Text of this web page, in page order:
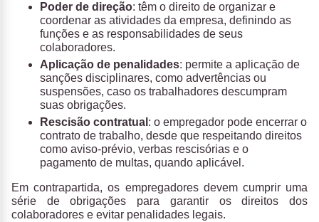
Poder de direção: têm o direito de organizar e
coordenar as atividades da empresa, definindo as
funções e as responsabilidades de seus
colaboradores.
Aplicação de penalidades: permite a aplicação de
sanções disciplinares, como advertências ou
suspensões, caso os trabalhadores descumpram
suas obrigações.
Rescisão contratual : o empregador pode encerrar o
contrato de trabalho, desde que respeitando direitos
como aviso-prévio, verbas rescisórias e o
pagamento de multas, quando aplicável.
Em contrapartida, os empregadores devem cumprir uma
série de obrigações para garantir os direitos dos
colaboradores e evitar penalidades legais.